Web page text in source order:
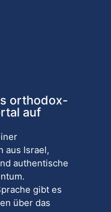
orthodox-
auf
aus Israel,
authentische
gibt es
über das